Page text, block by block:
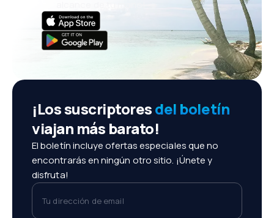
¡Los suscriptoresdel boletín
viajan más barato!
El boletín incluye ofertas especiales que no
encontrarás en ningún otro sitio. ¡Únete y
disfruta!
Tu dirección de email